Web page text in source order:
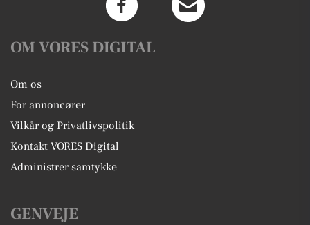
OM VORES DIGITAL
Om os
For annoncører
Vilkår og Privatlivspolitik
Kontakt VORES Digital
Administrer samtykke
GENVEJE